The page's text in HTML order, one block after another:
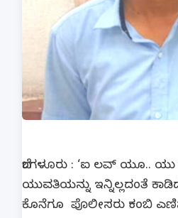
ಬೆಂಗಳೂರು : ‘ಐ ಲವ್ ಯೂ..
ಯುವತಿಯನ್ನು ಇನ್ನಿಲ್ಲದಂತೆ
ಕೊನೆಗೂ ಪೊಲೀಸರು ಕಂಬಿ